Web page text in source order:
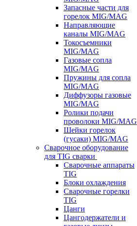
Запасные части для
горелок MIG/MAG
Направляющие
каналы MIG/MAG
Токосъемники
MIG/MAG
Газовые сопла
MIG/MAG
Пружины для сопла
MIG/MAG
Диффузоры газовые
MIG/MAG
Ролики подачи
проволоки MIG/MAG
Шейки горелок
(гусаки) MIG/MAG
Сварочное оборудование
для TIG сварки
Сварочные аппараты
TIG
Блоки охлаждения
Сварочные горелки
TIG
Цанги
Цангодержатели и